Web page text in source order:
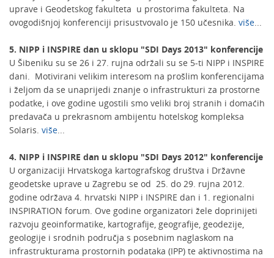
uprave i Geodetskog fakulteta u prostorima fakulteta. Na
ovogodišnjoj konferenciji prisustvovalo je 150 učesnika. više...
5. NIPP i INSPIRE dan u sklopu "SDI Days 2013" konferencije
U Šibeniku su se 26 i 27. rujna održali su se 5-ti NIPP i INSPIRE
dani. Motivirani velikim interesom na prošlim konferencijama
i željom da se unaprijedi znanje o infrastrukturi za prostorne
podatke, i ove godine ugostili smo veliki broj stranih i domaćih
predavača u prekrasnom ambijentu hotelskog kompleksa
Solaris. više...
4. NIPP i INSPIRE dan u sklopu "SDI Days 2012" konferencije
U organizaciji Hrvatskoga kartografskog društva i Državne
geodetske uprave u Zagrebu se od 25. do 29. rujna 2012.
godine održava 4. hrvatski NIPP i INSPIRE dan i 1. regionalni
INSPIRATION forum. Ove godine organizatori žele doprinijeti
razvoju geoinformatike, kartografije, geografije, geodezije,
geologije i srodnih područja s posebnim naglaskom na
infrastrukturama prostornih podataka (IPP) te aktivnostima na